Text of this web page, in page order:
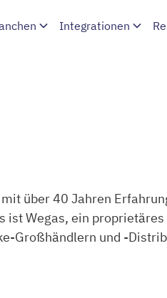
Integrationen
über 40 Jahren
ist Wegas, ein proprietäres
Großhändlern und -